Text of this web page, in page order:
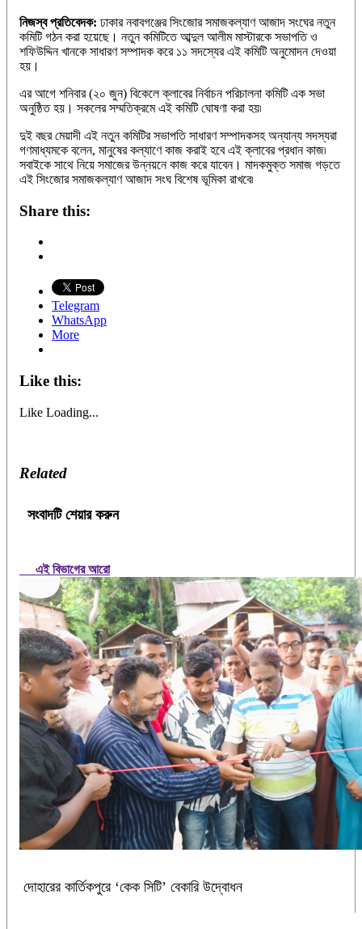
নিজস্ব প্রতিবেদক: ঢাকার নবাবগঞ্জের সিংজোর সমাজকল্যাণ আজাদ সংঘের নতুন
কমিটি গঠন করা হয়েছে। নতুন কমিটিতে আব্দুল আলীম মাস্টারকে সভাপতি ও
শফিউদ্দিন খানকে সাধারণ সম্পাদক করে ১১ সদস্যের এই কমিটি অনুমোদন দেওয়া
হয়।
এর আগে শনিবার (২০ জুন) বিকেলে ক্লাবের নির্বাচন পরিচালনা কমিটি এক সভা
অনুষ্ঠিত হয়। সকলের সম্মতিক্রমে এই কমিটি ঘোষণা করা হয়৷
দুই বছর মেয়াদী এই নতুন কমিটির সভাপতি সাধারণ সম্পাদকসহ অন্যান্য সদস্যরা
গণমাধ্যমকে বলেন, মানুষের কল্যাণে কাজ করাই হবে এই ক্লাবের প্রধান কাজ৷
সবাইকে সাথে নিয়ে সমাজের উন্নয়নে কাজ করে যাবেন। মাদকমুক্ত সমাজ গড়তে
এই সিংজোর সমাজকল্যাণ আজাদ সংঘ বিশেষ ভূমিকা রাখবে৷
Share this:
Telegram
WhatsApp
More
Like this:
Like Loading...
Related
সংবাদটি শেয়ার করুন
এই বিভাগের আরো
দোহারের কার্তিকপুরে ‘কেক সিটি’ বেকারি উদ্বোধন